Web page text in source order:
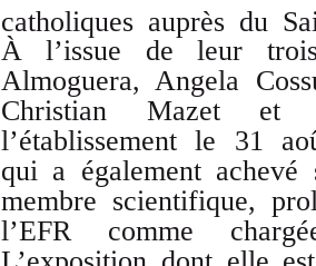
catholiques auprès du
À l’issue de leur
Almoguera, Angela
Christian Mazet et
l’établissement le 31
qui a également
membre scientifique,
l’EFR comme